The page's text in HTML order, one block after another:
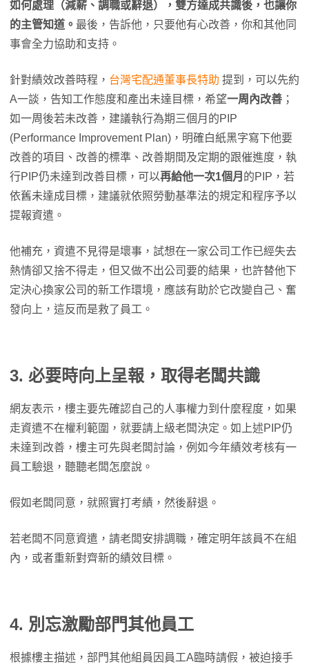
如何處理（減薪、調職或辭退），雙方達成共識後，也讓你
的主管知道。 最後，告訴他，只要他有心改善，你和其他同
事會全力協助和支持。
針對績效改善時程， 台灣宅配通董事長特助 提到，可以先約
A一談，告知工作態度和產出未達目標，希望一周內改善 ；
如一周後若未改善，建議執行為期三個月的PIP
(Performance Improvement Plan)，明確白紙黑字寫下他要
改善的項目、改善的標準、改善期間及定期的跟催進度，執
行PIP仍未達到改善目標，可以再給他一次1個月 的PIP，若
依舊未達成目標，建議就依照勞動基準法的規定和程序予以
提報資遣。
他補充，資遣不見得是壞事，試想在一家公司工作已經失去
熱情卻又捨不得走，但又做不出公司要的結果，也許替他下
定決心換家公司的新工作環境，應該有助於它改變自己、奮
發向上，這反而是救了員工。
3. 必要時向上呈報，取得老闆共識
網友表示，樓主要先確認自己的人事權力到什麼程度，如果
走資遣不在權利範圍，就要請上級老闆決定。如上述PIP仍
未達到改善，樓主可先與老闆討論，例如今年績效考核有一
員工驗退，聽聽老闆怎麼說。
假如老闆同意，就照實打考績，然後辭退。
若老闆不同意資遣，請老闆安排調職，確定明年該員不在組
內，或者重新對齊新的績效目標。
4. 別忘激勵部門其他員工
根據樓主描述，部門其他組員因員工A臨時請假，被迫接手